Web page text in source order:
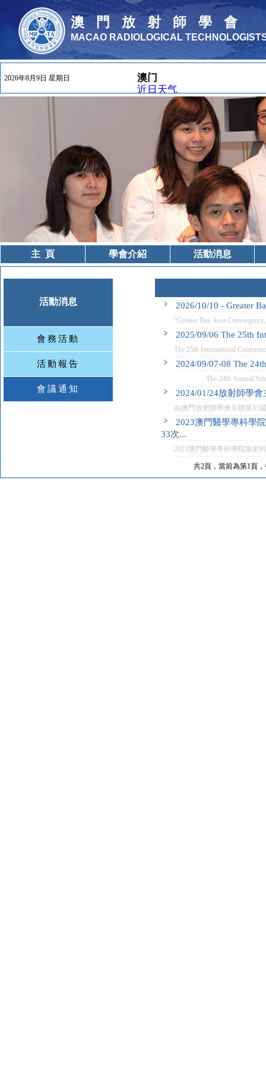
澳門放射師學會
MACAO RADIOLOGICAL
2026年8月9日 星期日
主 頁 學會介紹 活動消息
活動消息
會務活動
活動報告
會議通知
2026/10/10 - Greater
“Greater Bay Area
2025/09/06 The 25th
The 25th International
2024/09/07-08 The
The 24th Annual
2024/01/24放射師學會
由澳門放射師學會主辦第33
2023澳門醫學專科學
33次...
2023澳門醫學專科學院放射
共2頁，當前為第1頁